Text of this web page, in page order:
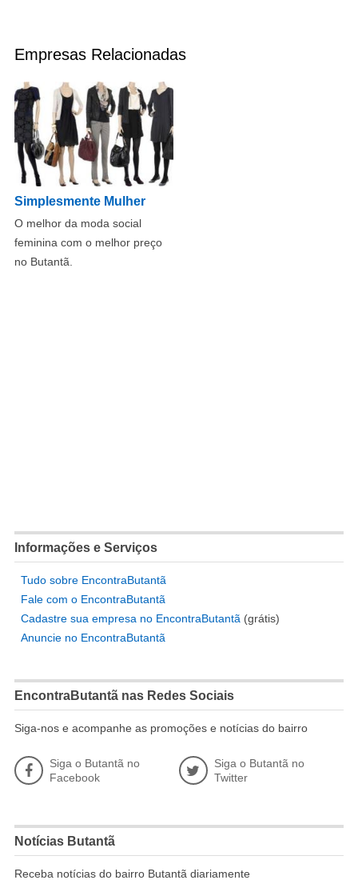
Empresas Relacionadas
Simplesmente Mulher
O melhor da moda social
feminina com o melhor preço
no Butantã.
Informações e Serviços
Tudo sobre EncontraButantã
Fale com o EncontraButantã
Cadastre sua empresa no EncontraButantã(grátis)
Anuncie no EncontraButantã
EncontraButantã nas Redes Sociais
Siga-nos e acompanhe as promoções e notícias do bairro
Siga o Butantã no
Facebook
Siga o Butantã no
Twitter
Notícias Butantã
Receba notícias do bairro Butantã diariamente